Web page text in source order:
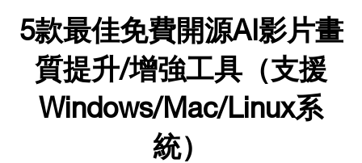
5款最佳免費開源AI影片畫
質提升/增強工具（支援
Windows/Mac/Linux系
統）